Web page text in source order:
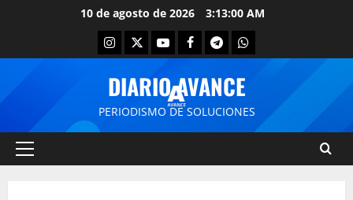
10 de agosto de 2026 3:13:01 AM
DIARIO AVANCE
PERIODISMO DE SOLUCIONES